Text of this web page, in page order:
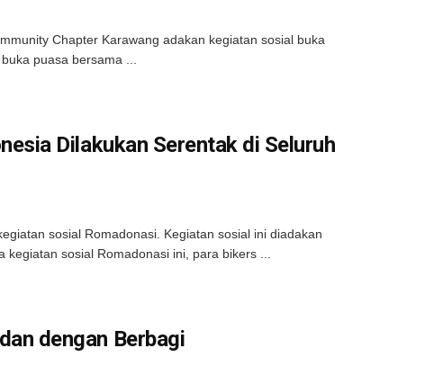
Chapter Karawang adakan kegiatan sosial buka
puasa bersama ...
Dilakukan Serentak di Seluruh
sosial Romadonasi. Kegiatan sosial ini diadakan
sosial Romadonasi ini, para bikers ...
dengan Berbagi